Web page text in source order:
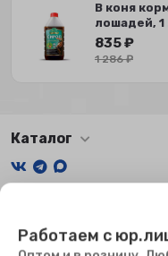
В коня
лошадей, 1
835₽
1 286₽
Каталог
Мы получаем и
политикой. Если вы не
персональных данных,
Работаем с